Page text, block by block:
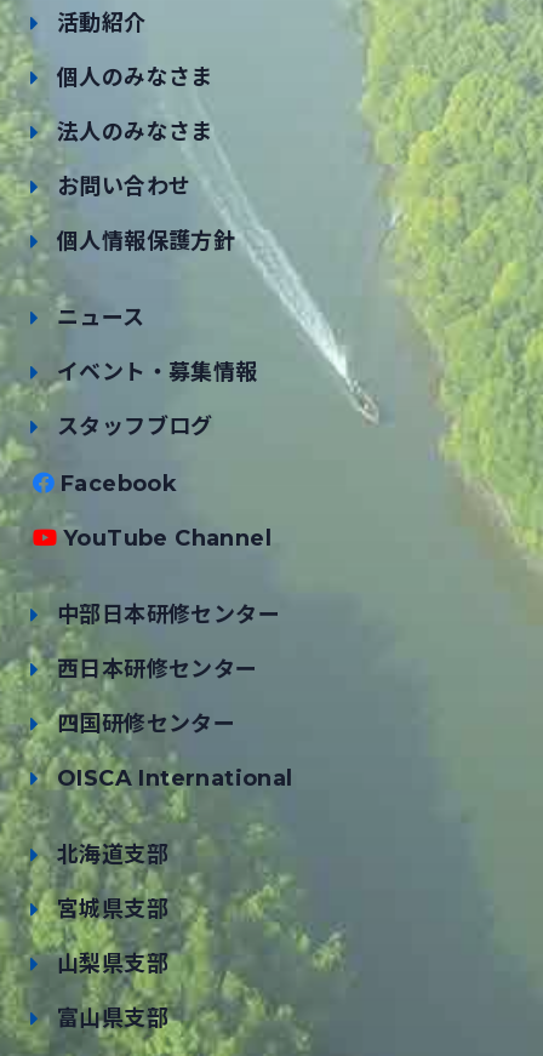
活動紹介
個人のみなさま
法人のみなさま
お問い合わせ
個人情報保護方針
ニュース
イベント・募集情報
スタッフブログ
Facebook
YouTube Channel
中部日本研修センター
西日本研修センター
四国研修センター
OISCA International
北海道支部
宮城県支部
山梨県支部
富山県支部